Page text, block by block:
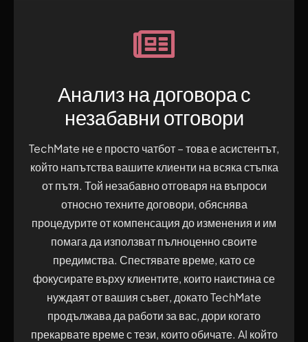
Анализ на договора с
незабавни отговори
TechMate не е просто чатбот – това е асистентът,
който напътства вашите клиенти на всяка стъпка
от пътя. Той незабавно отговаря на въпроси
относно техните договори, обяснява
процедурите от компенсация до изменения и им
помага да използват пълноценно своите
предимства. Спестявате време, като се
фокусирате върху клиентите, които наистина се
нуждаят от вашия съвет, докато TechMate
продължава да работи за вас, дори когато
прекарвате време с тези, които обичате. AI ​​който